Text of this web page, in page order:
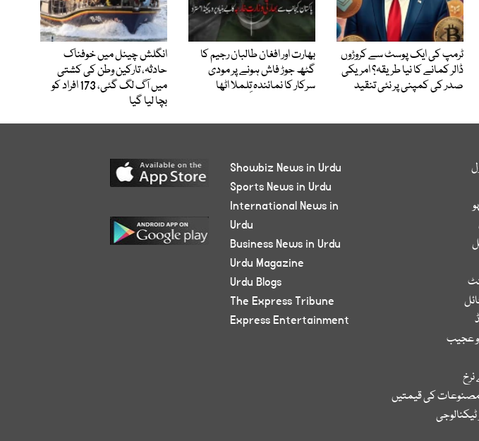
ٹرمپ کی ایک پوسٹ سے کروڑوں
ڈالر کمانے کا نیا طریقہ؟ امریکی
صدر کی کمپنی پر نئی تنقید
بھارت اور افغان طالبان رجیم کا
گٹھ جوڑ فاش ہونے پر مودی
سرکار کا نمائندہ تِلملا اٹھا
انگلش چینل میں خوفناک
حادثہ، تارکین وطن کی کشتی
میں آگ لگ گئی، 173 افراد کو
بچا لیا گیا
عجیب
مصنوعات کی قیمتیں
Showbiz News in Urdu
Sports News in Urdu
International News in
Urdu
Business News in Urdu
Urdu Magazine
Urdu Blogs
The Express Tribune
Express Entertainment